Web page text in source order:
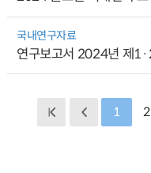
국내연구자료
연구보고서 2024년 제
1 2